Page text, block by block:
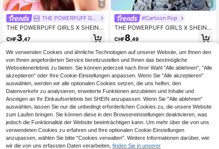
4
THE POWERPUFF GIRLS
THE POWERPUFF GIRLS X SHEIN 1
Stück faltbarer kompakter Kamm mi
t Spiegel mit Blüten, Blasen, Butterb
hmen, geeignet für Männer und Fra
uen, ideal für Zuhause, Reisen, Pen
deln, Blüten, Blasen, Butterblumen,
Blume, Herz, Freundschaft
CHF3,47
4
#Cartoon Pop
THE POWERPUFF GIRLS X SHEIN
Damen Sommer Blüten, Blasen, Ha
hnenfuß Muster Kurzes Trägershirt
CHF8,49
Wir verwenden Cookies und ähnliche Technologien auf unserer Website, um Ihnen den
von Ihnen angeforderten Service bereitzustellen und Ihnen das bestmögliche
Webseitenerlebnis zu bieten. Sie können jederzeit nach Ihrer Wahl "Alle ablehnen", "Alle
akzeptieren" oder Ihre Cookie-Einstellungen anpassen. Wenn Sie "Alle akzeptieren"
auswählen, werden wir alle optionalen Cookies setzen, die uns helfen, den
Datenverkehr zu analysieren, erweiterte Funktionen anzubieten und Inhalte und
Anzeigen an Ihr Einkaufserlebnis bei SHEIN anzupassen. Wenn Sie "Alle ablehnen"
auswählen, lassen Sie nur die unbedingt erforderlichen Cookies zu, die unsere Website
zum Laufen bringen. Sie können diese in den Browsereinstellungen deaktivieren, was
jedoch die Funktionalität der Website beeinträchtigen kann. Um mehr über die von uns
verwendeten Cookies zu erfahren und Ihre optionalen Cookie-Einstellungen
anzupassen, wählen Sie bitte "Cookies verwalten". Weitere Informationen darüber, wie
wir die von uns erfassten Daten verarbeiten, finden Sie in unserer